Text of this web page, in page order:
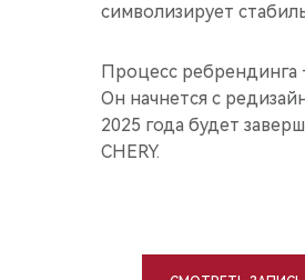
символизирует
Процесс ребрендинга
Он начнется с
2025 года будет
CHERY.